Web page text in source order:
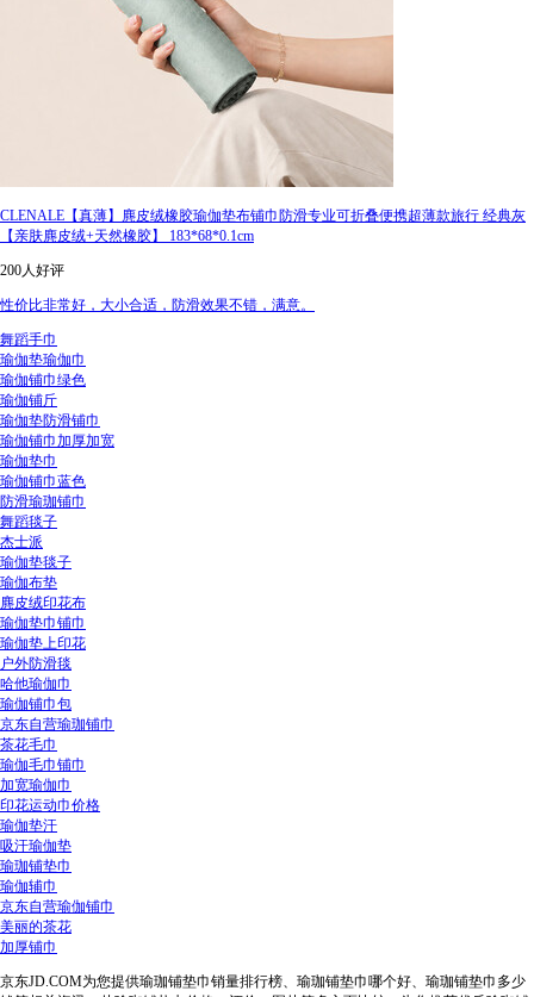
CLENALE【真薄】麂皮绒橡胶瑜伽垫布铺巾防滑专业可折叠便携超薄款旅行 经典灰
【亲肤麂皮绒+天然橡胶】 183*68*0.1cm
200人好评
性价比非常好，大小合适，防滑效果不错，满意。
舞蹈手巾
瑜伽垫瑜伽巾
瑜伽铺巾绿色
瑜伽铺斤
瑜伽垫防滑铺巾
瑜伽铺巾加厚加宽
瑜伽垫巾
瑜伽铺巾蓝色
防滑瑜珈铺巾
舞蹈毯子
杰士派
瑜伽垫毯子
瑜伽布垫
麂皮绒印花布
瑜伽垫巾铺巾
瑜伽垫上印花
户外防滑毯
哈他瑜伽巾
瑜伽铺巾包
京东自营瑜珈铺巾
茶花毛巾
瑜伽毛巾铺巾
加宽瑜伽巾
印花运动巾价格
瑜伽垫汗
吸汗瑜伽垫
瑜珈铺垫巾
瑜伽辅巾
京东自营瑜伽铺巾
美丽的茶花
加厚铺巾
京东JD.COM为您提供瑜珈铺垫巾销量排行榜、瑜珈铺垫巾哪个好、瑜珈铺垫巾多少